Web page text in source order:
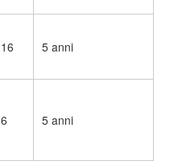
16 5 anni
6 5 anni